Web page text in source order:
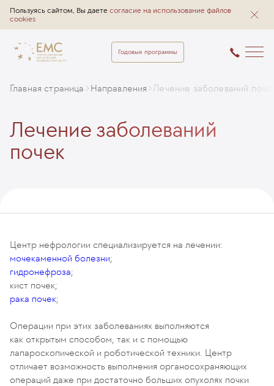
Пользуясь сайтом, Вы даете согласие на использование файлов
cookies
Годовые программы
Главная страница Направления Лечение заболеваний
Лечение заболеваний
почек
Центр нефрологии специализируется на лечении:
мочекаменной болезни;
гидронефроза;
кист почек;
рака почек;
Операции при этих заболеваниях выполняются
как открытым способом, так и с помощью
лапароскопической и роботической техники. Центр
отличает возможность выполнения органосохраняющих
операций даже при достаточно больших опухолях почки